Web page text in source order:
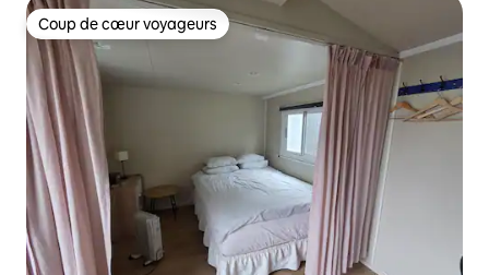
Coup de cœur voyageurs
Coup de cœur voyageurs